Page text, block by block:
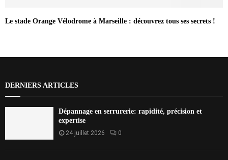
Le stade Orange Vélodrome à Marseille : découvrez tous ses secrets !
DERNIERS ARTICLES
Dépannage en serrurerie: rapidité, précision et
expertise
24 juillet 2026 0